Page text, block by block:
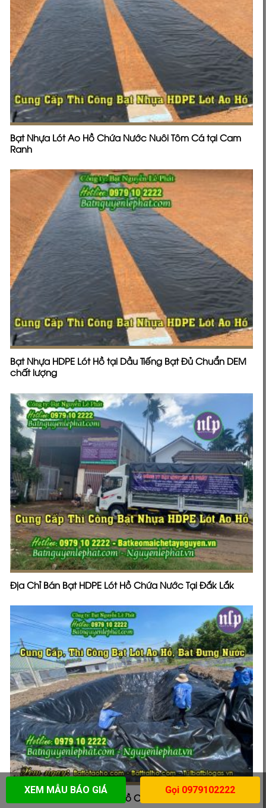
Bạt Nhựa Lót Ao Hồ Chứa Nước Nuôi Tôm Cá tại Cam
Ranh
Bạt Nhựa HDPE Lót Hồ tại Dầu Tiếng Bạt Đủ Chuẩn DEM
chất lượng
Địa Chỉ Bán Bạt HDPE Lót Hồ Chứa Nước Tại Đắk Lắk
Địa Chỉ Bán Bạt HDPE Lót Hồ Chứa Nước Tại Kon Tum
XEM MẪU BÁO GIÁ Gọi 0979102222